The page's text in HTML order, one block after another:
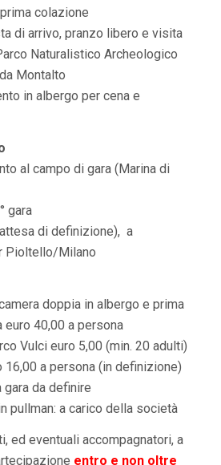
colazione
di arrivo, pranzo libero e visita
Naturalistico Archeologico
Montalto
in albergo per cena e
campo di gara (Marina di
di definizione), a
Pioltello/Milano
doppia in albergo e prima
euro 40,00 a persona
Vulci euro 5,00 (min. 20 adulti)
16,00 a persona (in definizione)
da definire
pullman: a carico della società
ed eventuali accompagnatori, a
entro e non oltre